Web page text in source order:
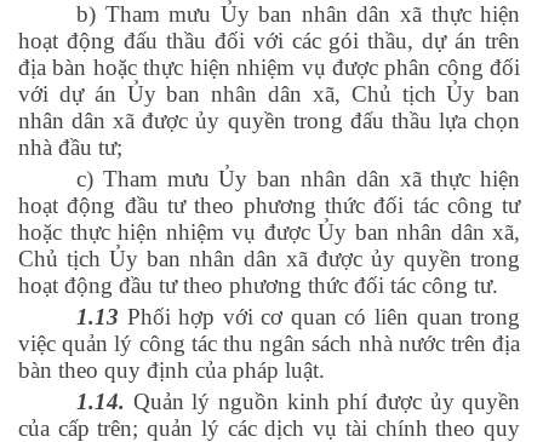
b) Tham mưu Ủy ban nhân dân xã thực hiện
hoạt động đấu thầu đối với các gói thầu, dự án trên
địa bàn hoặc thực hiện nhiệm vụ được phân công đối
với dự án Ủy ban nhân dân xã, Chủ tịch Ủy ban
nhân dân xã được ủy quyền trong đấu thầu lựa chọn
nhà đầu tư;
c) Tham mưu Ủy ban nhân dân xã thực hiện
hoạt động đầu tư theo phương thức đối tác công tư
hoặc thực hiện nhiệm vụ được Ủy ban nhân dân xã,
Chủ tịch Ủy ban nhân dân xã được ủy quyền trong
hoạt động đầu tư theo phương thức đối tác công tư.
1.13 Phối hợp với cơ quan có liên quan trong
việc quản lý công tác thu ngân sách nhà nước trên địa
bàn theo quy định của pháp luật.
1.14. Quản lý nguồn kinh phí được ủy quyền
của cấp trên; quản lý các dịch vụ tài chính theo quy